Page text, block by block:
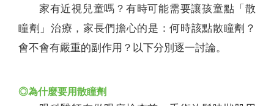
家有近視兒童嗎？有時可能需要讓孩童點「散
瞳劑」治療，家長們擔心的是：何時該點散瞳劑？
會不會有嚴重的副作用？以下分別逐一討論。
◎為什麼要用散瞳劑